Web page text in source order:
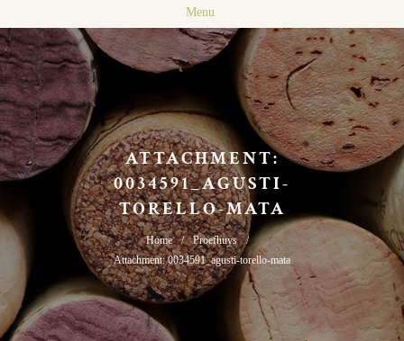
Menu
ATTACHMENT:
0034591_AGUSTI-
TORELLO-MATA
Home
Proefhuys
Attachment: 0034591_agusti-torello-mata